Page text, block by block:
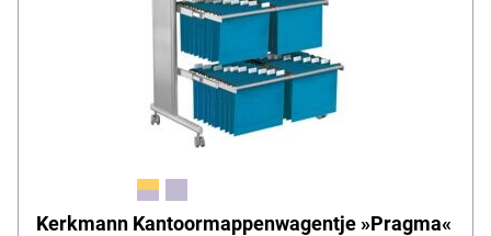
Kerkmann Kantoormappenwagentje »Pragma«